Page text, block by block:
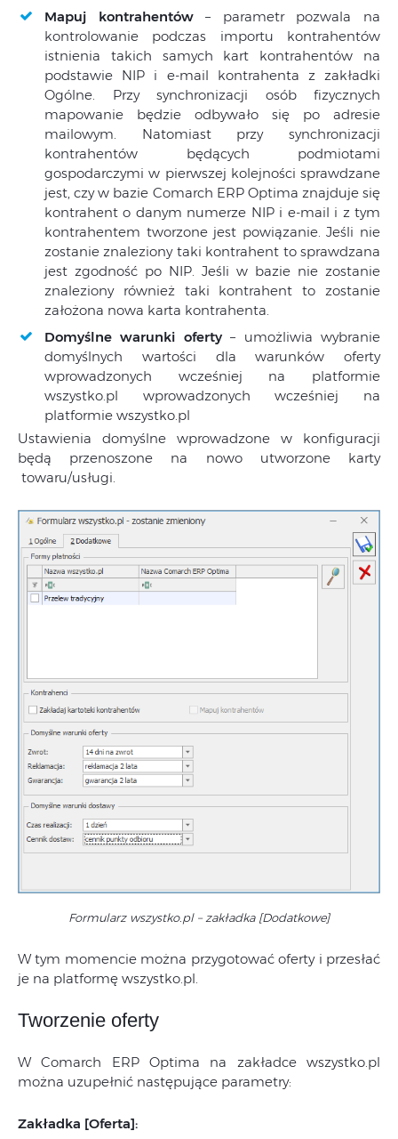
Mapuj kontrahentów– parametr pozwala na
kontrolowanie podczas importu kontrahentów
istnienia takich samych kart kontrahentów na
podstawie NIP i e-mail kontrahenta z zakładki
Ogólne. Przy synchronizacji osób fizycznych
mapowanie będzie odbywało się po adresie
mailowym. Natomiast przy synchronizacji
kontrahentów będących podmiotami
gospodarczymi w pierwszej kolejności sprawdzane
jest, czy w bazie Comarch ERP Optima znajduje się
kontrahent o danym numerze NIP i e-mail i z tym
kontrahentem tworzone jest powiązanie. Jeśli nie
zostanie znaleziony taki kontrahent to sprawdzana
jest zgodność po NIP. Jeśli w bazie nie zostanie
znaleziony również taki kontrahent to zostanie
założona nowa karta kontrahenta.
Domyślne warunki oferty– umożliwia wybranie
domyślnych wartości dla warunków oferty
wprowadzonych wcześniej na platformie
wszystko.pl wprowadzonych wcześniej na
platformie wszystko.pl
Ustawienia domyślne wprowadzone w konfiguracji
będą przenoszone na nowo utworzone karty
towaru/usługi.
Formularz wszystko.pl – zakładka [Dodatkowe]
W tym momencie można przygotować oferty i przesłać
je na platformę wszystko.pl.
Tworzenie oferty
W Comarch ERP Optima na zakładce wszystko.pl
można uzupełnić następujące parametry:
Zakładka [Oferta]: